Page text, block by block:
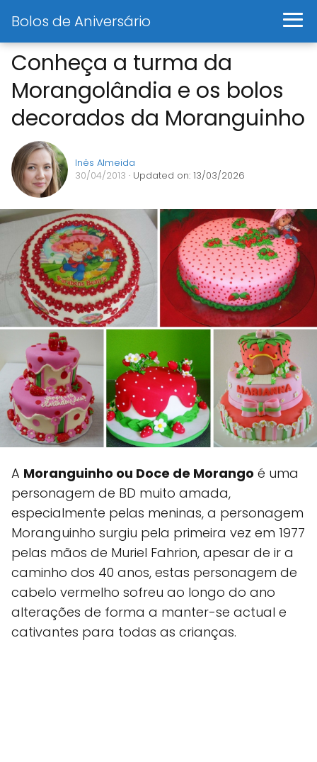
Bolos de Aniversário
Conheça a turma da
Morangolândia e os bolos
decorados da Moranguinho
Inês Almeida
30/04/2013 · Updated on: 13/03/2026
A Moranguinho ou Doce de Morango é uma
personagem de BD muito amada,
especialmente pelas meninas, a personagem
Moranguinho surgiu pela primeira vez em 1977
pelas mãos de Muriel Fahrion, apesar de ir a
caminho dos 40 anos, estas personagem de
cabelo vermelho sofreu ao longo do ano
alterações de forma a manter-se actual e
cativantes para todas as crianças.